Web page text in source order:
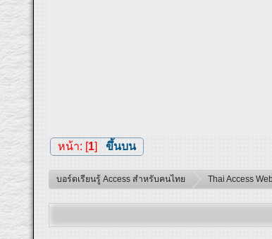
หน้า: [1] ขึ้นบน
บอร์ดเรียนรู้ Access สำหรับคนไทย Thai Access